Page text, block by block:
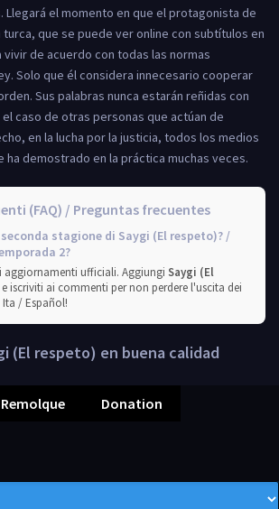
Llegará el momento en que el protagonista de
que se puede ver online con subtítulos en
de acuerdo con todas las normas
Solo que él considera innecesario cooperar
Sus palabras nunca estarán reñidas con
caso de otras personas que actúan de
en la lucha por la justicia, todos los medios
ha demostrado en la práctica muchas veces.
(FAQ) / Preguntas frecuentes
stagione di Saygi (El respeto)? /
2?
aggiornamenti ufficiali. Aggiungi Saygi (El
iscriviti ai commenti per non perdere l'uscita dei
/ Español!
(El respeto) en buena calidad
Remolque Donation